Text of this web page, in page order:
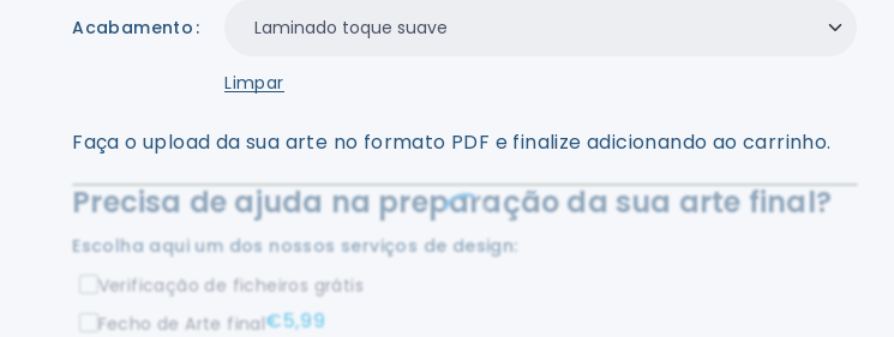
Acabamento
Limpar
Faça o upload da sua arte no formato PDF e finalize adicionando ao carrinho.
Precisa de ajuda na preparação da sua arte final?
Escolha aqui um dos nossos serviços de design:
Verificação de ficheiros grátis
Fecho de Arte final€5,99